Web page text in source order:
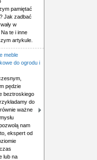
pamiętać
Jak zadbać
w
te i inne
artykule.
meble
do ogrodu i
pędzie
beztroskiego
do
ważne
nam
ekspert od
lub na